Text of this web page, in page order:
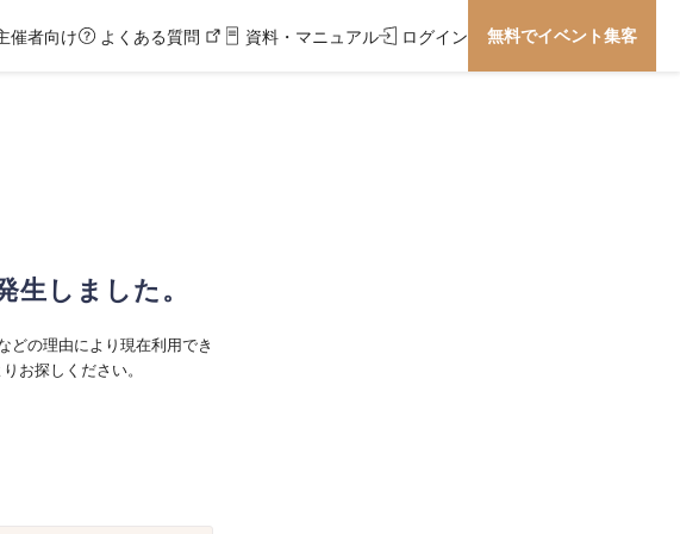
催者向け よくある質問 資料・マニュアル ログイン 無料でイベント集客
しました。
どの理由により現在利用でき
お探しください。